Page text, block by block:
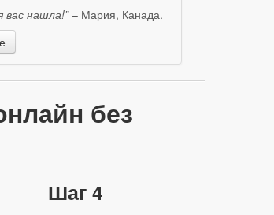
вас нашла!”– Мария, Канада.
без
Шаг 4